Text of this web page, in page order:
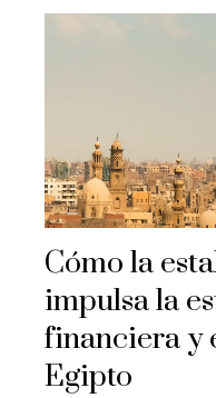
Cómo la
impulsa la
financiera y
Egipto